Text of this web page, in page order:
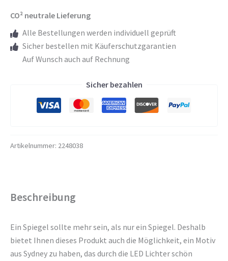
Skyline
Motiv
-
Sydney
CO² neutrale Lieferung
Alle Bestellungen werden individuell geprüft
Sicher bestellen mit Käuferschutzgarantien
Auf Wunsch auch auf Rechnung
Sicher bezahlen
Artikelnummer: 2248038
Beschreibung
Ein Spiegel sollte mehr sein, als nur ein Spiegel. Deshalb
bietet Ihnen dieses Produkt auch die Möglichkeit, ein Motiv
aus Sydney zu haben, das durch die LED Lichter schön